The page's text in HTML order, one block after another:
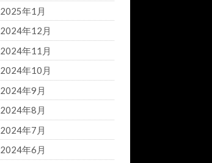
2025年1月
2024年12月
2024年11月
2024年10月
2024年9月
2024年8月
2024年7月
2024年6月